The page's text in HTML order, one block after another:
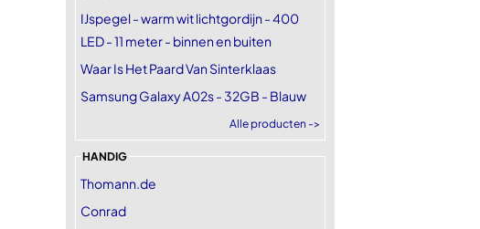
IJspegel - warm wit lichtgordijn - 400
LED - 11 meter - binnen en buiten
Waar Is Het Paard Van Sinterklaas
Samsung Galaxy A02s - 32GB - Blauw
Alle producten ->
HANDIG
Thomann.de
Conrad